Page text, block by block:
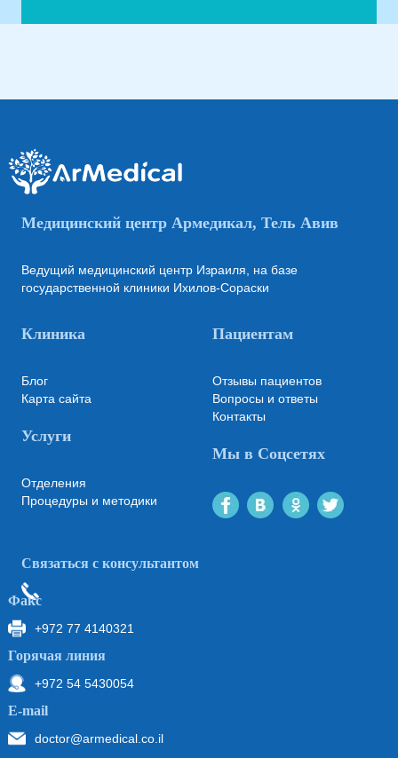
Медицинский центр Армедикал, Тель Авив
Ведущий медицинский центр Израиля, на базе
государственной клиники Ихилов-Сораски
Клиника
Блог
Карта сайта
Услуги
Отделения
Процедуры и методики
Пациентам
Отзывы пациентов
Вопросы и ответы
Контакты
Мы в Соцсетях
Связаться с консультантом
Факс
+972 77 4140321
Горячая линия
+972 54 5430054
Е-mail
doctor@armedical.co.il